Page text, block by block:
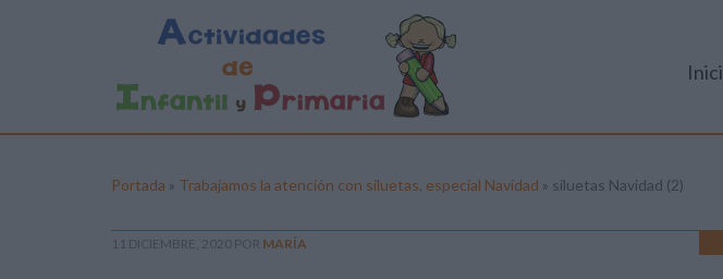
Portada » Trabajamos la atención con siluetas, especial Navidad » siluetas Navidad (2)
11 DICIEMBRE, 2020 POR MARÍA